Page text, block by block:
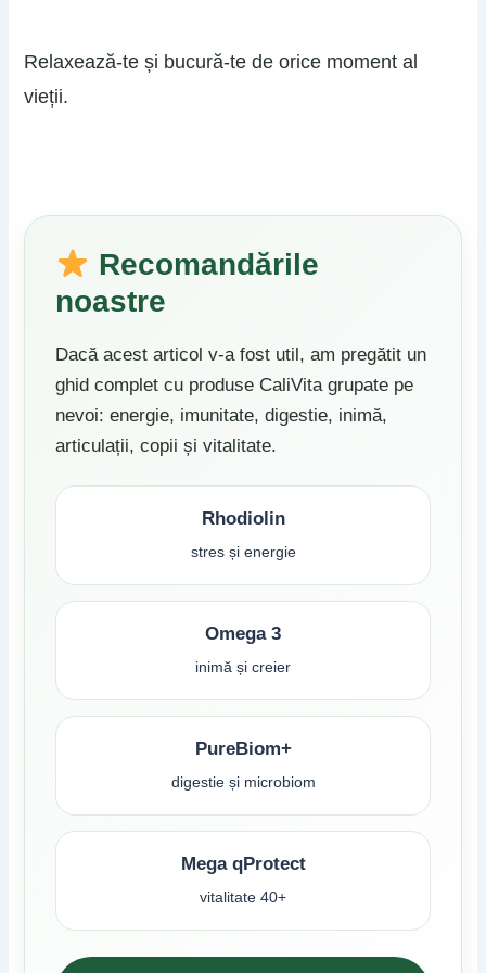
Relaxează-te și bucură-te de orice moment al
vieții.
Recomandările
noastre
Dacă acest articol v-a fost util, am pregătit un
ghid complet cu produse CaliVita grupate pe
nevoi: energie, imunitate, digestie, inimă,
articulații, copii și vitalitate.
Rhodiolin
stres și energie
Omega 3
inimă și creier
PureBiom+
digestie și microbiom
Mega qProtect
vitalitate 40+